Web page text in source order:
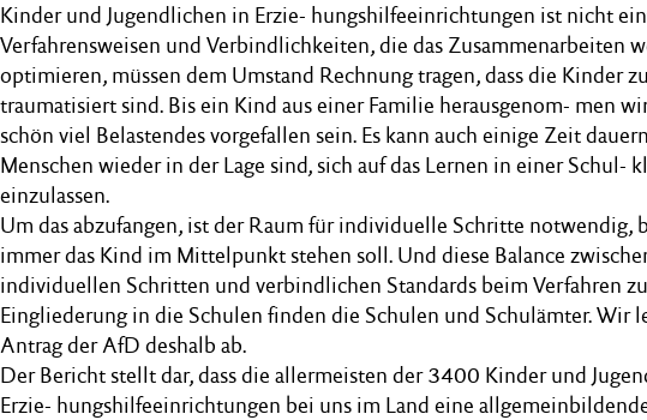
Kinder und Jugendlichen in Erzie- hungshilfeeinrichtungen ist nicht
Verfahrensweisen und Verbindlichkeiten, die das Zusammenarbeiten
optimieren, müssen dem Umstand Rechnung tragen, dass die Kinder
traumatisiert sind. Bis ein Kind aus einer Familie herausgenom- men
schön viel Belastendes vorgefallen sein. Es kann auch einige Zeit
Menschen wieder in der Lage sind, sich auf das Lernen in einer Schul-
einzulassen.
Um das abzufangen, ist der Raum für individuelle Schritte notwendig,
immer das Kind im Mittelpunkt stehen soll. Und diese Balance
individuellen Schritten und verbindlichen Standards beim Verfahren
Eingliederung in die Schulen finden die Schulen und Schulämter. Wir
Antrag der AfD deshalb ab.
Der Bericht stellt dar, dass die allermeisten der 3400 Kinder und
Erzie- hungshilfeeinrichtungen bei uns im Land eine